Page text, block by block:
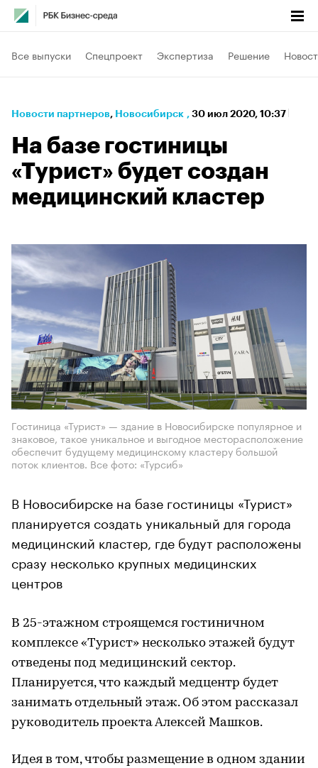
Все выпуски Спецпроект Экспертиза Решение
Новости партнеров⁠, Новосибирск , 30 июл 2020, 10:37
На базе гостиницы
«Турист» будет создан
медицинский кластер
Гостиница «Турист» — здание в Новосибирске популярное и
знаковое, такое уникальное и выгодное месторасположение
обеспечит будущему медицинскому кластеру большой
поток клиентов. Все фото: «Турсиб»
В Новосибирске на базе гостиницы «Турист»
планируется создать уникальный для города
медицинский кластер, где будут расположены
сразу несколько крупных медицинских
центров
В 25-этажном строящемся гостиничном
комплексе «Турист» несколько этажей будут
отведены под медицинский сектор.
Планируется, что каждый медцентр будет
занимать отдельный этаж. Об этом рассказал
руководитель проекта Алексей Машков.
Идея в том, чтобы размещение в одном здании